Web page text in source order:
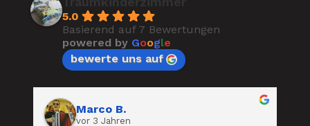
5.0
Basierend auf 7 Bewertungen
powered by Google
bewerte uns auf